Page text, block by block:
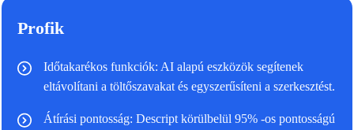
Profik
Időtakarékos funkciók: AI alapú eszközök segítenek
eltávolítani a töltőszavakat és egyszerűsíteni a szerkesztést.
Átírási pontosság: Descript körülbelül 95% -os pontosságú